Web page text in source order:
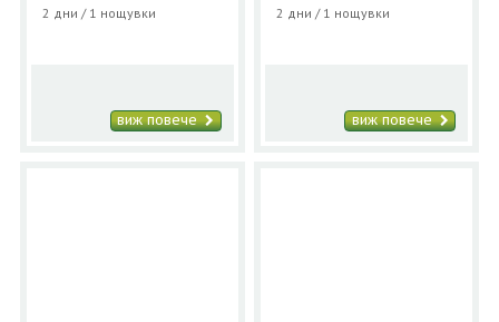
2 дни / 1 нощувки
виж повече
2 дни / 1 нощувки
виж повече